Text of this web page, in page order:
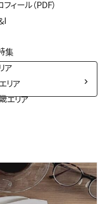
ィール（PDF）
集
ア
リア
エリア